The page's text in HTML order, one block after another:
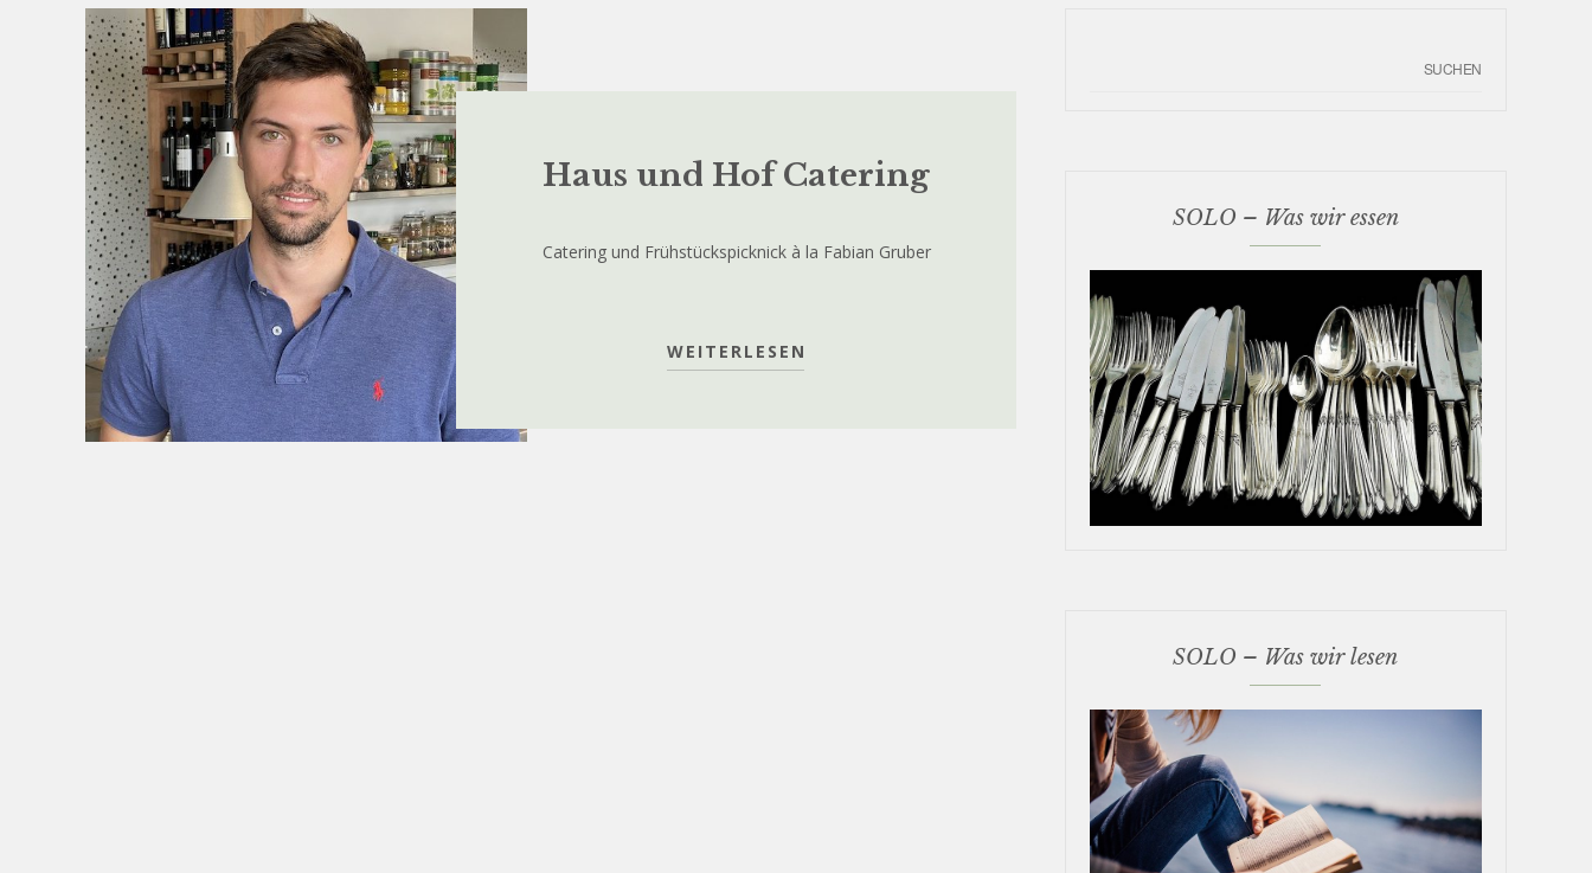
Haus und Hof Catering
Catering und Frühstückspicknick à la Fabian Gruber
WEITERLESEN
SOLO – Was wir essen
SOLO – Was wir lesen